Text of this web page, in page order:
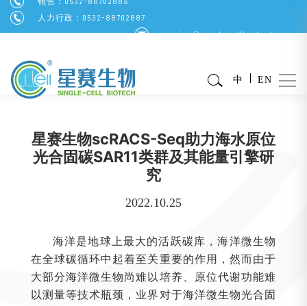
销售：0532-88702886
人力行政：0532-88702887
service@singlecellbiotech.com
中 EN
星赛生物scRACS-Seq助力海水原位
光合固碳SAR11类群及其能量引擎研
究
2022.10.25
海洋是地球上最大的活跃碳库，海洋微生物
在全球碳循环中起着至关重要的作用，然而由于
大部分海洋微生物尚难以培养、原位代谢功能难
以测量等技术瓶颈，业界对于海洋微生物光合固